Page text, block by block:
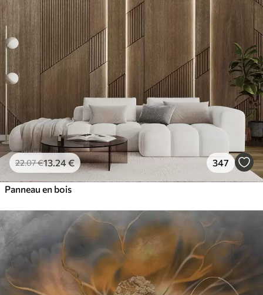
22.07€13 .24€ 347
Panneau en bois